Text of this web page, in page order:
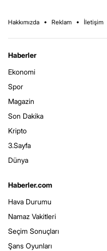
Hakkımızda Reklam İletişim
Haberler
Ekonomi
Spor
Magazin
Son Dakika
Kripto
3.Sayfa
Dünya
Haberler.com
Hava Durumu
Namaz Vakitleri
Seçim Sonuçları
Şans Oyunları